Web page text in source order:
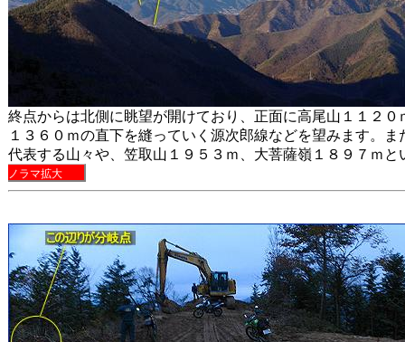
終点からは北側に眺望が開けており、正面に高尾山１１２
１３６０ｍの直下を縫っていく源次郎線などを望みます。
代表する山々や、笠取山１９５３ｍ、大菩薩嶺１８９７ｍ
ノラマ拡大